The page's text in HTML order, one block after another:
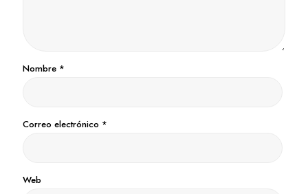
Nombre *
Correo electrónico *
Web